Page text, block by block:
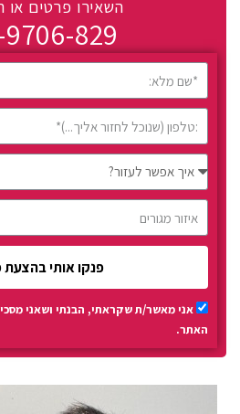
השאירו פרטים או
829
אני מאשר/ת שקראתי, הבנתי ושאני
האתר.
פנקו אותי בהצעת